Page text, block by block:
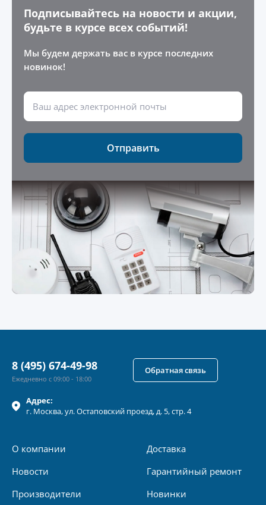
Подписывайтесь на новости и акции,
будьте в курсе всех событий!
Мы будем держать вас в курсе последних
новинок!
Отправить
Адрес:
г. Москва, ул.Остаповский проезд, д. 5, стр. 4
О компании
Новости
Производители
Доставка
Гарантийный ремонт
Новинки
8 (495) 674-49-98
Ежедневно с 09:00 - 18:00
Обратная связь